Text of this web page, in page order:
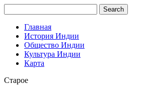
Главная
История Индии
Общество Индии
Культура Индии
Карта
Старое